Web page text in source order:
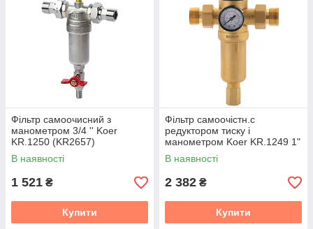
Фільтр самоочисний з
манометром 3/4 '' Koer
KR.1250 (KR2657)
В наявності
1 521 ₴
Купити
Фільтр самоочістн.с
редуктором тиску і
манометром Koer KR.1249 1"
ЗР (KR2960)
В наявності
2 382 ₴
Купити